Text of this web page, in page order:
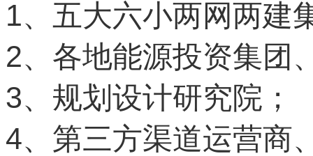
1、五大六小两网两建
2、各地能源投资集团
3、规划设计研究院；
4、第三方渠道运营商